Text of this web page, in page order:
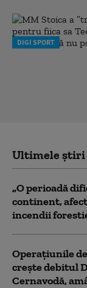
DIGI SPORT
Ultimele știri
„O perioadă
continent,
incendii
Operaţiunile
creşte debitul
Cernavodă,